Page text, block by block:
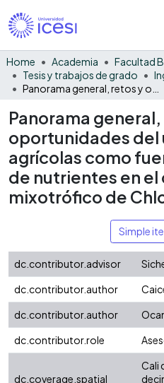
Home Academia
Tesis y trabajos de grado
Panorama
oportunidades del
agrícolas como
de nutrientes en el
mixotrófico de
Simple
dc.contributor.advisor
dc.contributor.author
dc.contributor.author
dc.contributor.role
dc.coverage.spatial
Cali